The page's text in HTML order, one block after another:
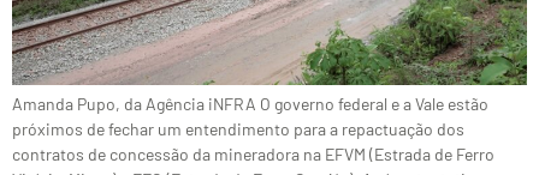
Amanda Pupo, da Agência iNFRA O governo federal e a Vale estão
próximos de fechar um entendimento para a repactuação dos
contratos de concessão da mineradora na EFVM (Estrada de Ferro